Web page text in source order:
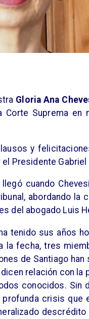
Gloria Ana
Corte Suprema en
y
Presidente Gabriel
cuando
abordando la
del abogado Luis
tenido sus años
la fecha, tres
de Santiago
relación con la
conocidos. Sin
crisis que